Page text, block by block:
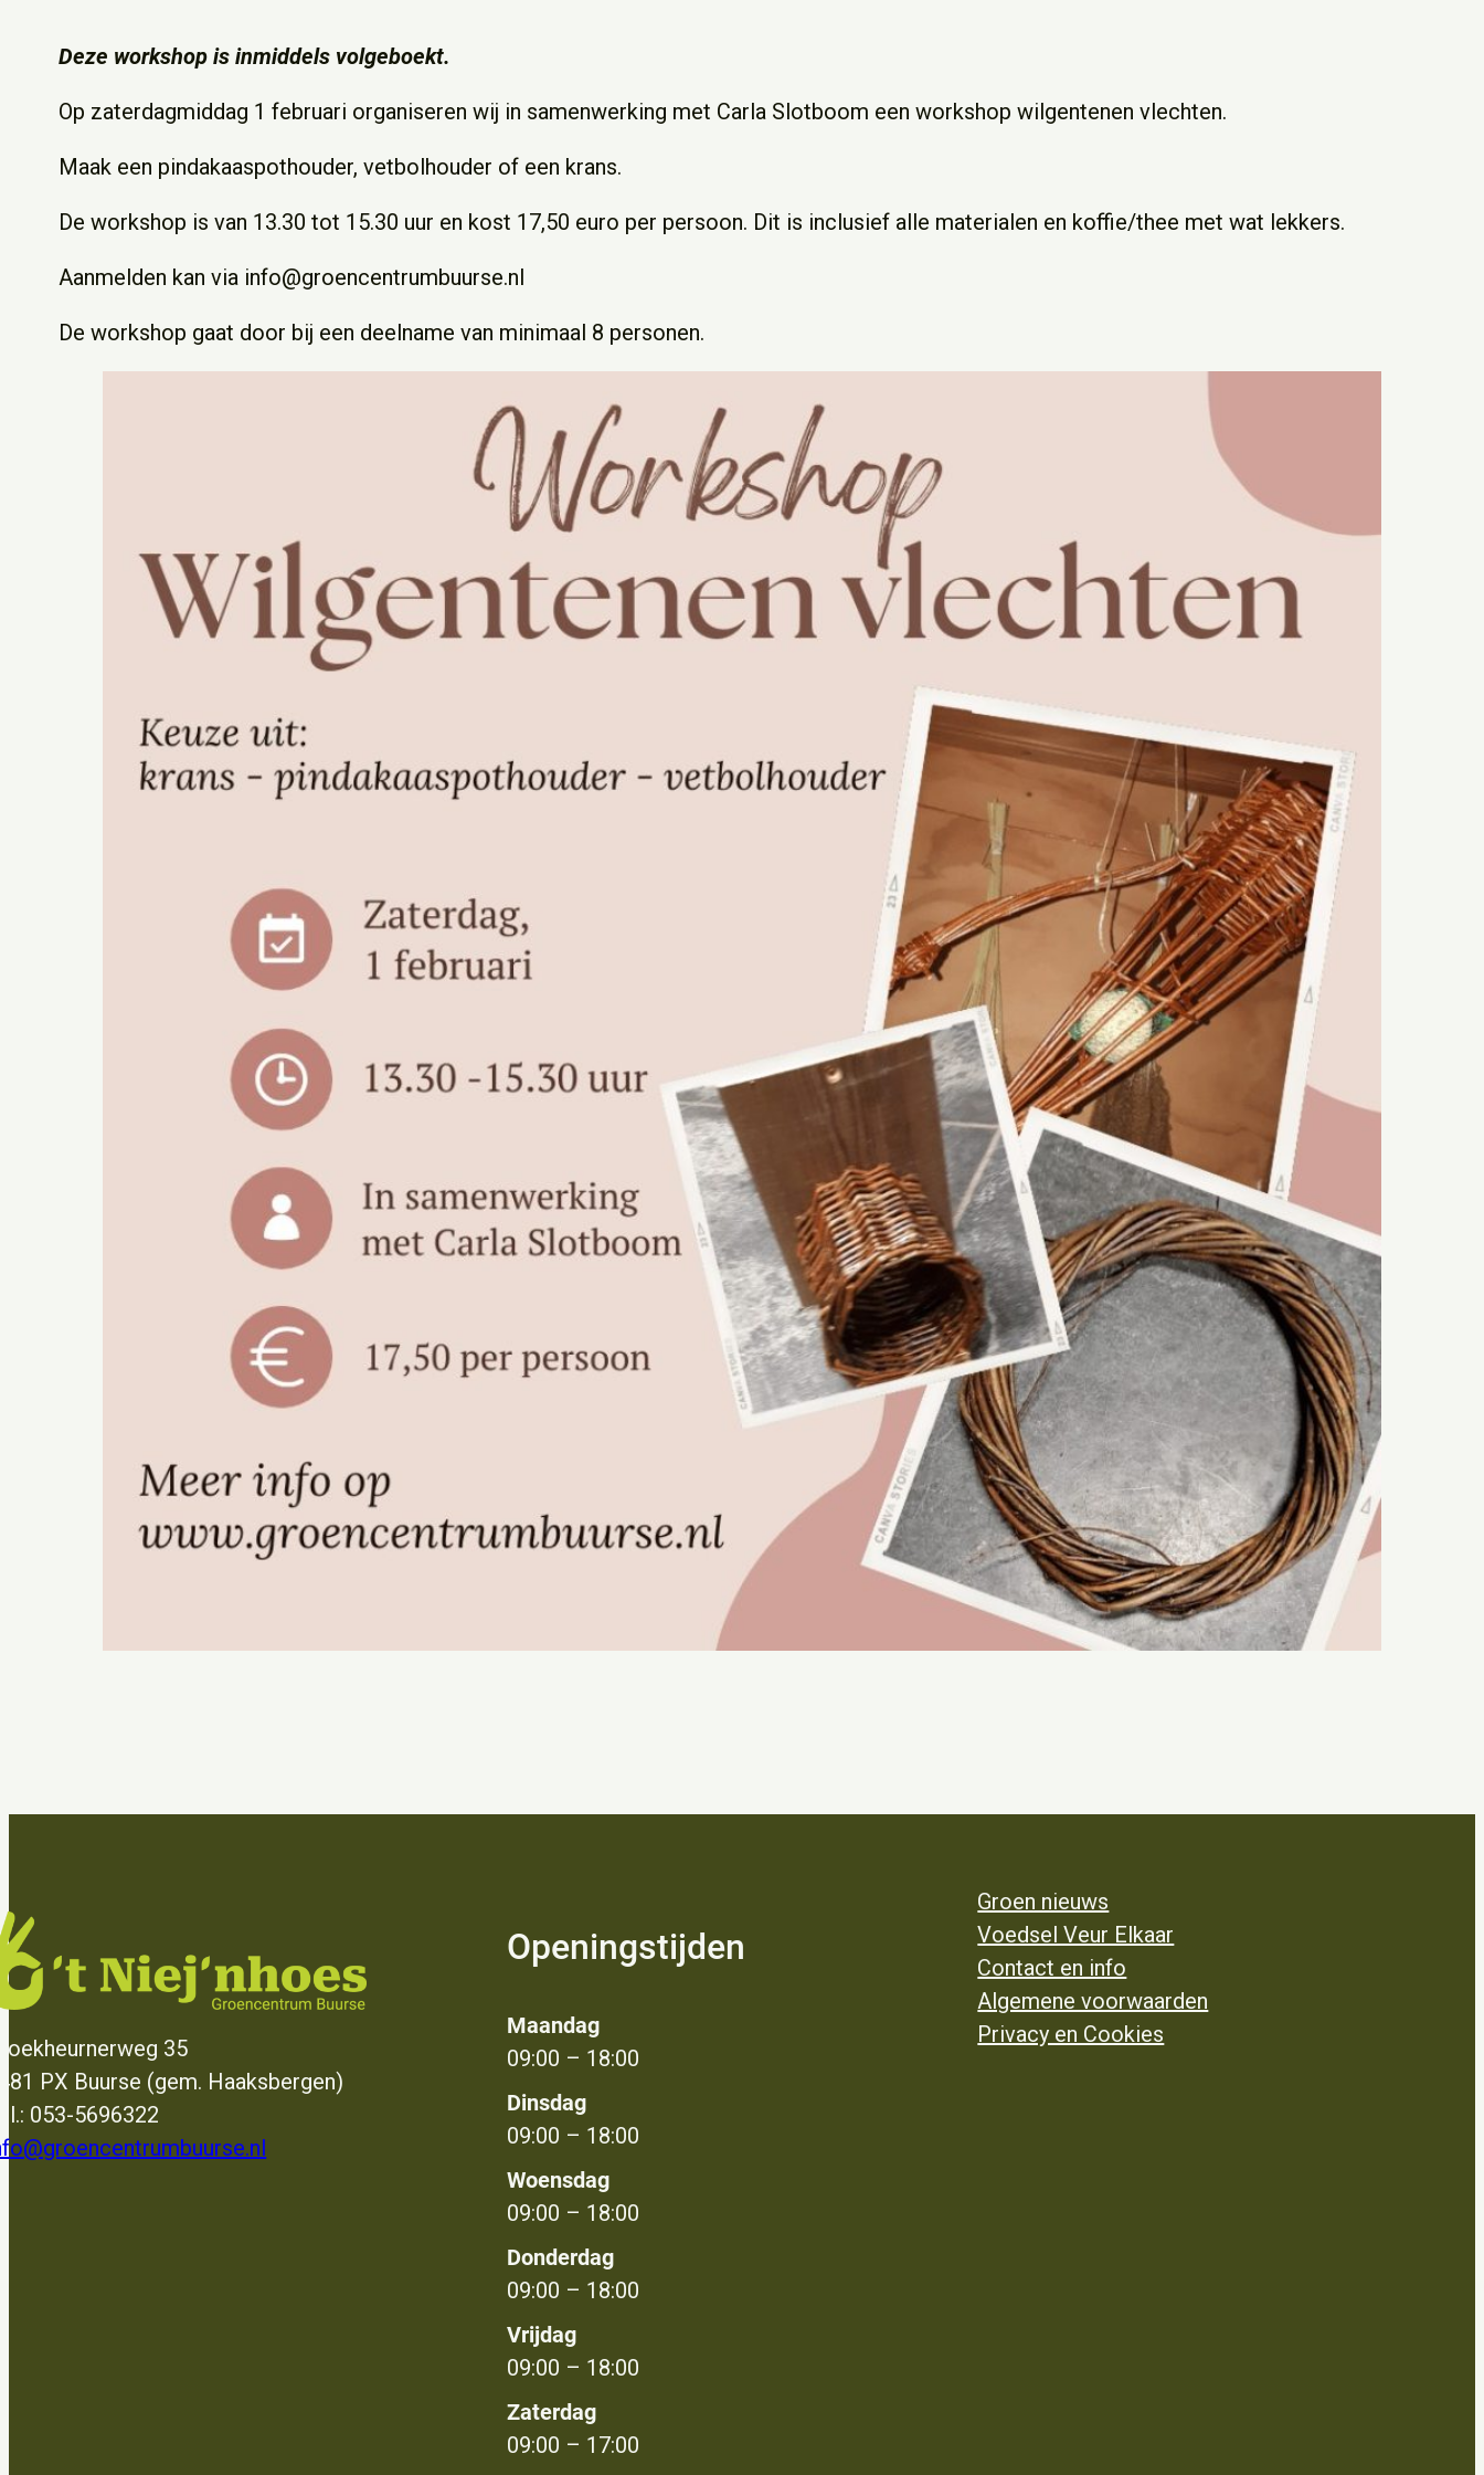
Deze workshop is inmiddels volgeboekt.
Op zaterdagmiddag 1 februari organiseren wij in samenwerking met Carla Slotboom een workshop wilgentenen vlechten.
Maak een pindakaaspothouder, vetbolhouder of een krans.
De workshop is van 13.30 tot 15.30 uur en kost 17,50 euro per persoon. Dit is inclusief alle materialen en koffie/thee met wat lekkers.
Aanmelden kan via info@groencentrumbuurse.nl
De workshop gaat door bij een deelname van minimaal 8 personen.
35
PX Buurse (gem. Haaksbergen)
053-5696322
Openingstijden
Maandag
09:00 – 18:00
Dinsdag
09:00 – 18:00
Woensdag
09:00 – 18:00
Donderdag
09:00 – 18:00
Vrijdag
09:00 – 18:00
Zaterdag
09:00 – 17:00
Groen nieuws
Voedsel Veur Elkaar
Contact en info
Algemene voorwaarden
Privacy en Cookies